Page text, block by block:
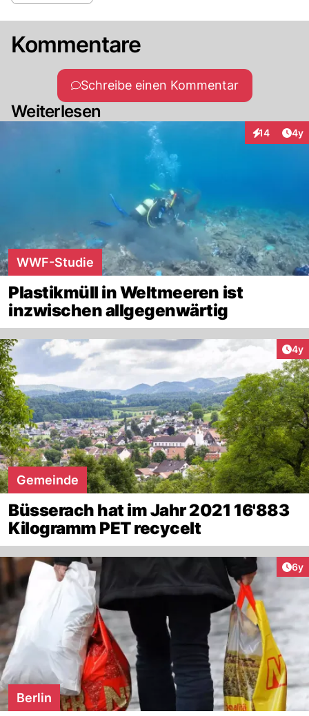
Kommentare
Schreibe einen Kommentar
Weiterlesen
14 4y
WWF-Studie
Plastikmüll in Weltmeeren ist
inzwischen allgegenwärtig
4y
Gemeinde
Büsserach hat im Jahr 2021 16'883
Kilogramm PET recycelt
6y
Berlin